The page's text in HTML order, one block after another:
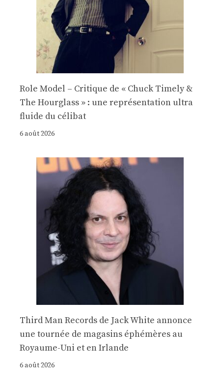
Role Model – Critique de « Chuck Timely &
The Hourglass » : une représentation ultra
fluide du célibat
6 août 2026
Third Man Records de Jack White annonce
une tournée de magasins éphémères au
Royaume-Uni et en Irlande
6 août 2026